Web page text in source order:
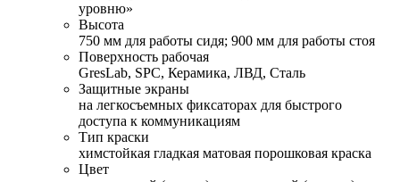
уровню»
Высота
750 мм для работы сидя; 900 мм для работы стоя
Поверхность рабочая
GresLab, SPC, Керамика, ЛВД, Сталь
Защитные экраны
на легкосъемных фиксаторах для быстрого
доступа к коммуникациям
Тип краски
химстойкая гладкая матовая порошковая краска
Цвет